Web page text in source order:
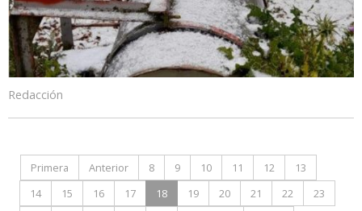
Redacción
Primera Anterior 8 9 10 11 12
13
14
15 16 17 18 19 20 21 22
23